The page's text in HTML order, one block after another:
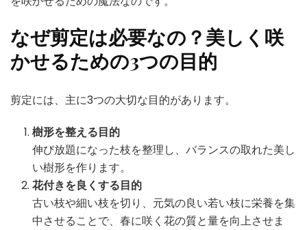
なぜ剪定は必要なの？美しく咲
かせるための3つの目的
剪定には、主に3つの大切な目的があります。
樹形を整える目的
伸び放題になった枝を整理し、バランスの取れた美し
い樹形を作ります。
花付きを良くする目的
古い枝や細い枝を切り、元気の良い若い枝に栄養を集
中させることで、春に咲く花の質と量を向上させま